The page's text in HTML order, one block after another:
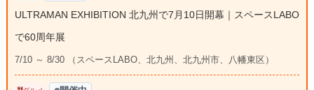
ULTRAMAN EXHIBITION 北九州で7月10日開幕｜スペースLABO
で60周年展
7/10 ～ 8/30 （スペースLABO、北九州、北九州市、八幡東区）